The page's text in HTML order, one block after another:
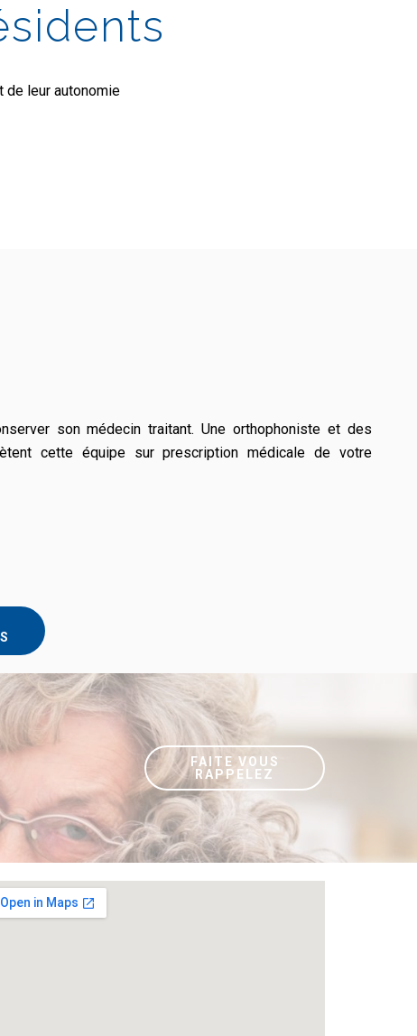
de leur autonomie
son médecin traitant. Une orthophoniste et des
cette équipe sur prescription médicale de votre
FAITE VOUS
RAPPELEZ